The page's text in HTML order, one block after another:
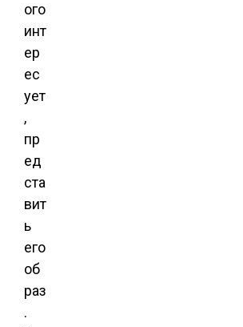
ого
инт
ер
ес
ует
,
пр
ед
ста
вит
ь
его
об
раз
.